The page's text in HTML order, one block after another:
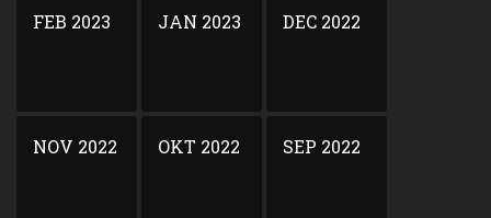
FEB 2023 JAN 2023 DEC 2022
NOV 2022 OKT 2022 SEP 2022